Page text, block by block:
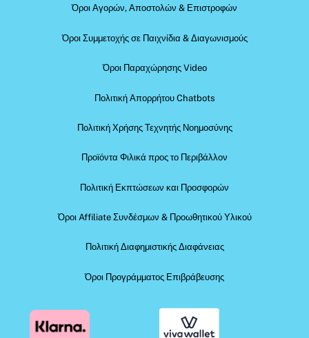
Όροι Αγορών, Αποστολών & Επιστροφών
Όροι Συμμετοχής σε Παιχνίδια & Διαγωνισμούς
Όροι Παραχώρησης Video
Πολιτική Απορρήτου Chatbots
Πολιτική Χρήσης Τεχνητής Νοημοσύνης
Προϊόντα Φιλικά προς το Περιβάλλον
Πολιτική Εκπτώσεων και Προσφορών
Όροι Affiliate Συνδέσμων & Προωθητικού Υλικού
Πολιτική Διαφημιστικής Διαφάνειας
Όροι Προγράμματος Επιβράβευσης